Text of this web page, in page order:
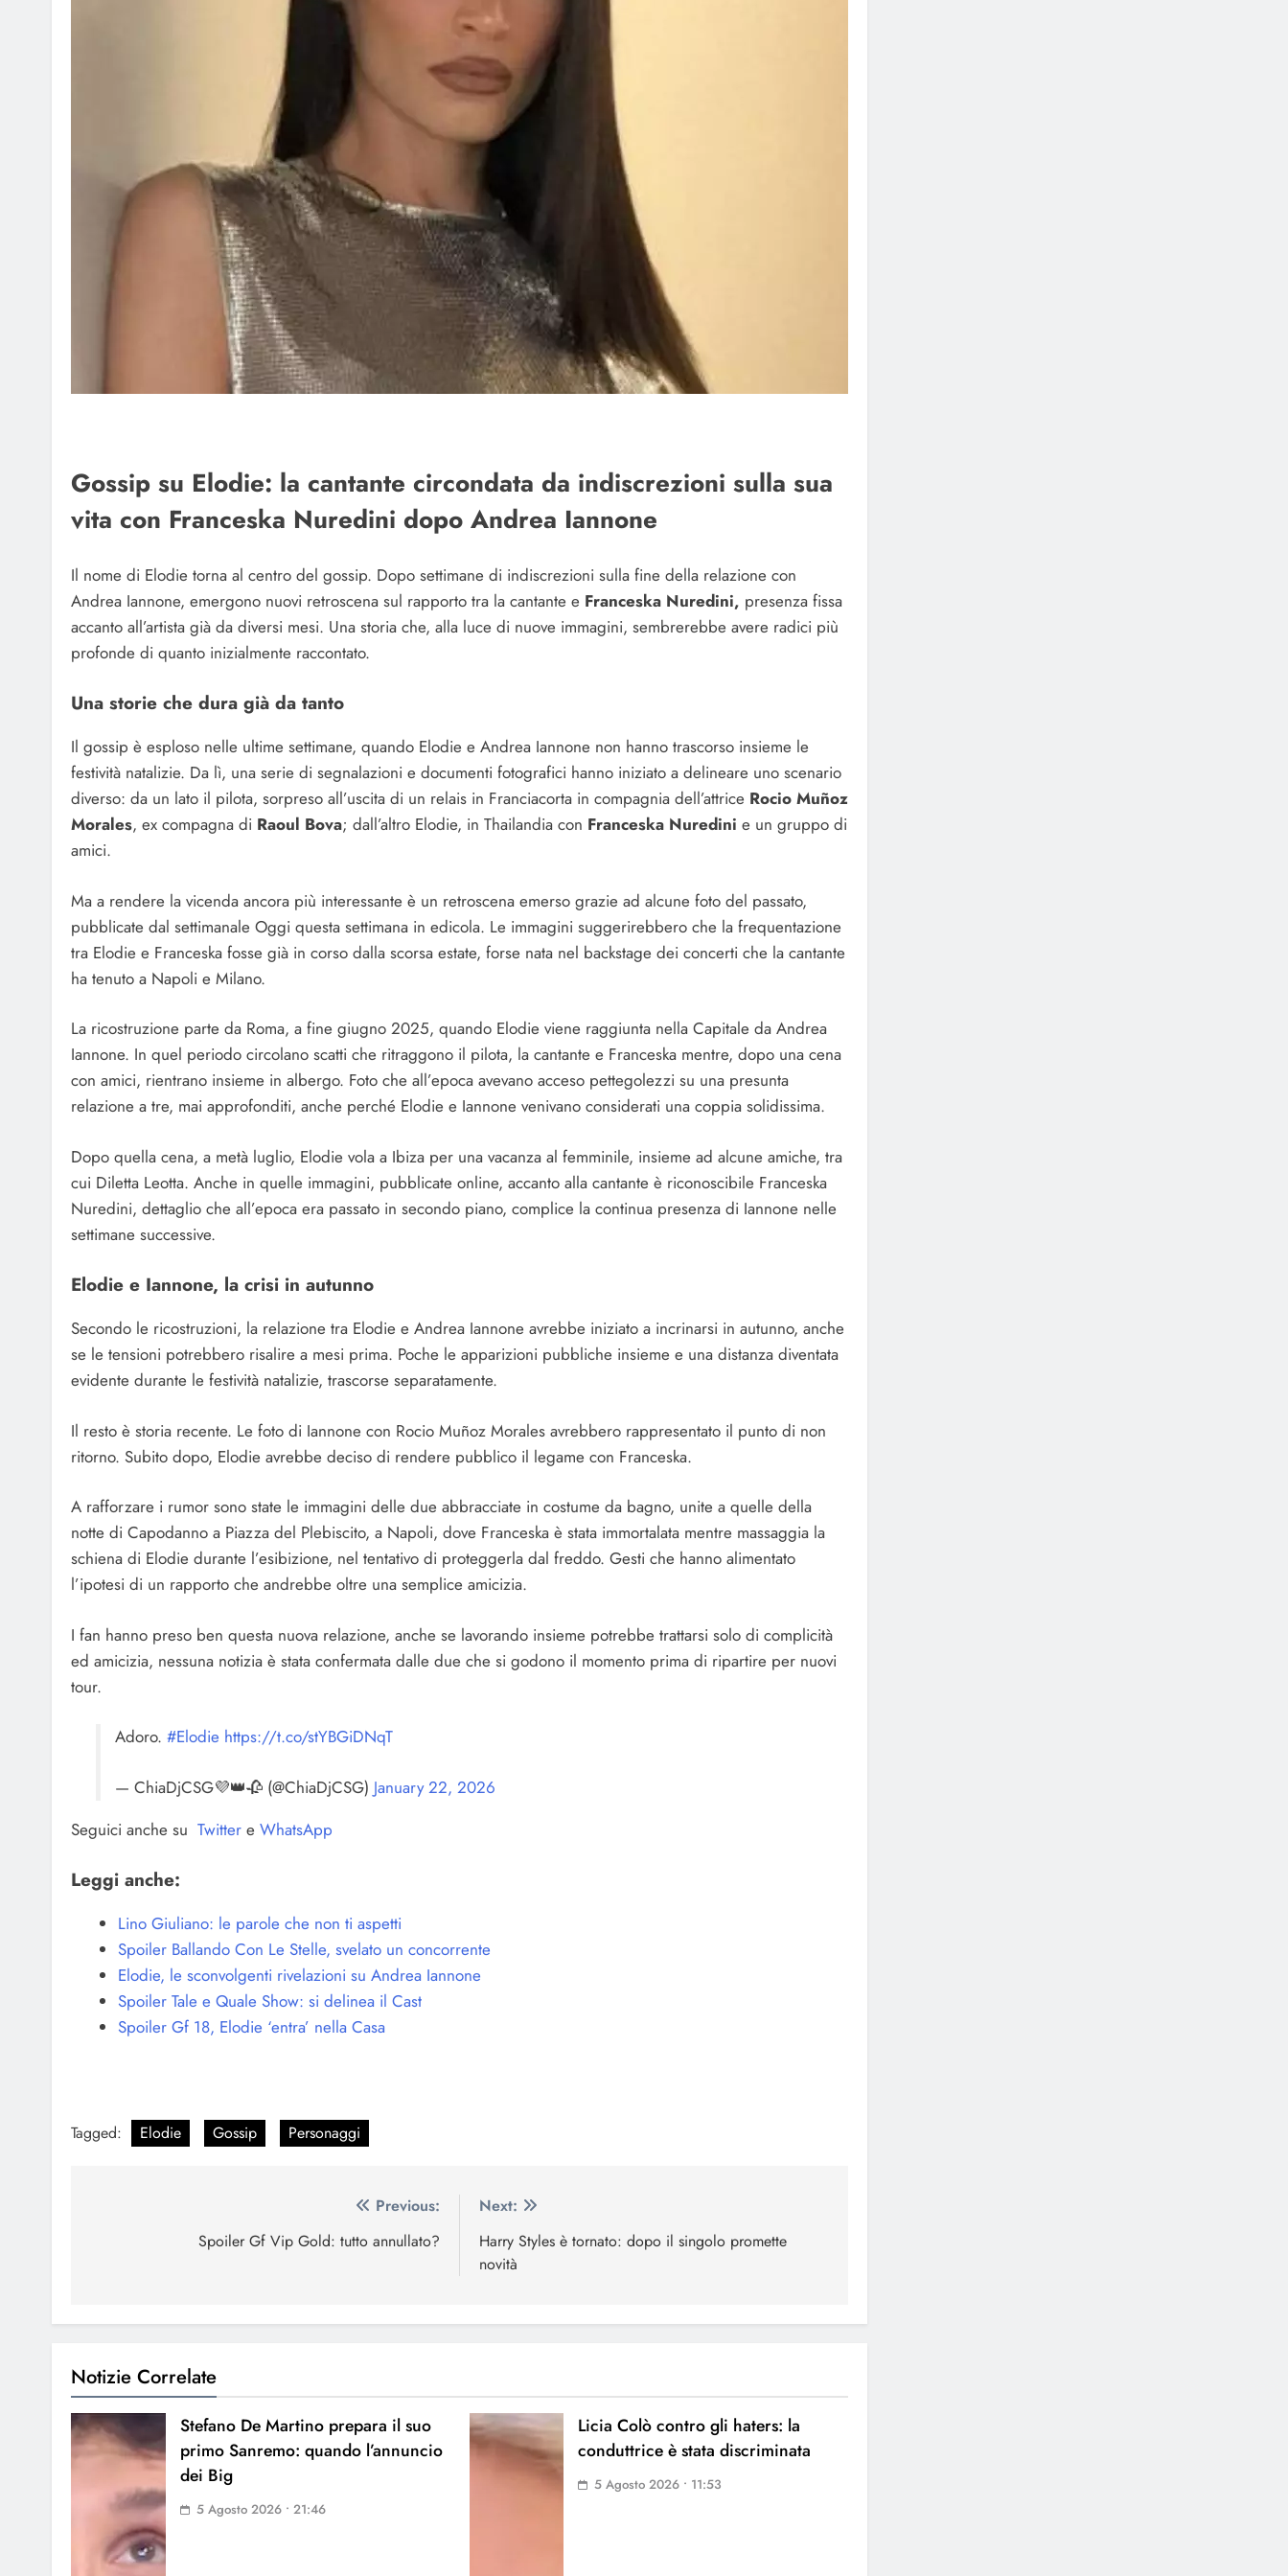
Gossip su Elodie: la cantante circondata da indiscrezioni sulla sua
vita con Franceska Nuredini dopo Andrea Iannone
Il nome di Elodie torna al centro del gossip. Dopo settimane di indiscrezioni sulla fine della relazione con
Andrea Iannone, emergono nuovi retroscena sul rapporto tra la cantante e Franceska Nuredini, presenza fissa
accanto all’artista già da diversi mesi. Una storia che, alla luce di nuove immagini, sembrerebbe avere radici più
profonde di quanto inizialmente raccontato.
Una storie che dura già da tanto
Il gossip è esploso nelle ultime settimane, quando Elodie e Andrea Iannone non hanno trascorso insieme le
festività natalizie. Da lì, una serie di segnalazioni e documenti fotografici hanno iniziato a delineare uno scenario
diverso: da un lato il pilota, sorpreso all’uscita di un relais in Franciacorta in compagnia dell’attrice Rocio Muñoz
Morales, ex compagna di Raoul Bova; dall’altro Elodie, in Thailandia con Franceska Nuredini e un gruppo di
amici.
Ma a rendere la vicenda ancora più interessante è un retroscena emerso grazie ad alcune foto del passato,
pubblicate dal settimanale Oggi questa settimana in edicola. Le immagini suggerirebbero che la frequentazione
tra Elodie e Franceska fosse già in corso dalla scorsa estate, forse nata nel backstage dei concerti che la cantante
ha tenuto a Napoli e Milano.
La ricostruzione parte da Roma, a fine giugno 2025, quando Elodie viene raggiunta nella Capitale da Andrea
Iannone. In quel periodo circolano scatti che ritraggono il pilota, la cantante e Franceska mentre, dopo una cena
con amici, rientrano insieme in albergo. Foto che all’epoca avevano acceso pettegolezzi su una presunta
relazione a tre, mai approfonditi, anche perché Elodie e Iannone venivano considerati una coppia solidissima.
Dopo quella cena, a metà luglio, Elodie vola a Ibiza per una vacanza al femminile, insieme ad alcune amiche, tra
cui Diletta Leotta. Anche in quelle immagini, pubblicate online, accanto alla cantante è riconoscibile Franceska
Nuredini, dettaglio che all’epoca era passato in secondo piano, complice la continua presenza di Iannone nelle
settimane successive.
Elodie e Iannone, la crisi in autunno
Secondo le ricostruzioni, la relazione tra Elodie e Andrea Iannone avrebbe iniziato a incrinarsi in autunno, anche
se le tensioni potrebbero risalire a mesi prima. Poche le apparizioni pubbliche insieme e una distanza diventata
evidente durante le festività natalizie, trascorse separatamente.
Il resto è storia recente. Le foto di Iannone con Rocio Muñoz Morales avrebbero rappresentato il punto di non
ritorno. Subito dopo, Elodie avrebbe deciso di rendere pubblico il legame con Franceska.
A rafforzare i rumor sono state le immagini delle due abbracciate in costume da bagno, unite a quelle della
notte di Capodanno a Piazza del Plebiscito, a Napoli, dove Franceska è stata immortalata mentre massaggia la
schiena di Elodie durante l’esibizione, nel tentativo di proteggerla dal freddo. Gesti che hanno alimentato
l’ipotesi di un rapporto che andrebbe oltre una semplice amicizia.
I fan hanno preso ben questa nuova relazione, anche se lavorando insieme potrebbe trattarsi solo di complicità
ed amicizia, nessuna notizia è stata confermata dalle due che si godono il momento prima di ripartire per nuovi
tour.
Adoro. #Elodie https://t.co/stYBGiDNqT
— ChiaDjCSG💜👑🥀 (@ChiaDjCSG) January 22, 2026
Seguici anche su Twitter e WhatsApp
Leggi anche:
Lino Giuliano: le parole che non ti aspetti
Spoiler Ballando Con Le Stelle, svelato un concorrente
Elodie, le sconvolgenti rivelazioni su Andrea Iannone
Spoiler Tale e Quale Show: si delinea il Cast
Spoiler Gf 18, Elodie ‘entra’ nella Casa
Tagged: Elodie Gossip Personaggi
Previous:
Spoiler Gf Vip Gold: tutto annullato?
Next:
Harry Styles è tornato: dopo il singolo promette
novità
Notizie Correlate
Stefano De Martino prepara il suo
primo Sanremo: quando l’annuncio
dei Big
5 Agosto 2026 • 21:46
Licia Colò contro gli haters: la
conduttrice è stata discriminata
5 Agosto 2026 • 11:53